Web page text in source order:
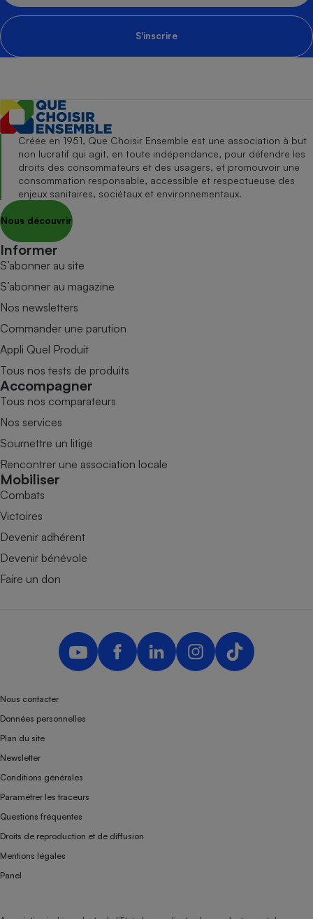
S'inscrire
Créée en 1951, Que Choisir Ensemble est une association à but
non lucratif qui agit, en toute indépendance, pour défendre les
droits des consommateurs et des usagers, et promouvoir une
consommation responsable, accessible et respectueuse des
enjeux sanitaires, sociétaux et environnementaux.
Nous découvrir
Informer
S’abonner au site
S’abonner au magazine
Nos newsletters
Commander une parution
Appli Quel Produit
Tous nos tests de produits
Accompagner
Tous nos comparateurs
Nos services
Soumettre un litige
Rencontrer une association locale
Mobiliser
Combats
Victoires
Devenir adhérent
Devenir bénévole
Faire un don
Nous contacter
Données personnelles
Plan du site
Newsletter
Conditions générales
Paramétrer les traceurs
Questions fréquentes
Droits de reproduction et de diffusion
Mentions légales
Panel